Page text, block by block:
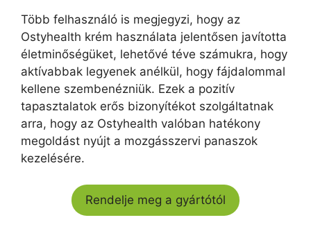
Több felhasználó is megjegyzi, hogy az
Ostyhealth krém használata jelentősen javította
életminőségüket, lehetővé téve számukra, hogy
aktívabbak legyenek anélkül, hogy fájdalommal
kellene szembenézniük. Ezek a pozitív
tapasztalatok erős bizonyítékot szolgáltatnak
arra, hogy az Ostyhealth valóban hatékony
megoldást nyújt a mozgásszervi panaszok
kezelésére.
Rendelje meg a gyártótól